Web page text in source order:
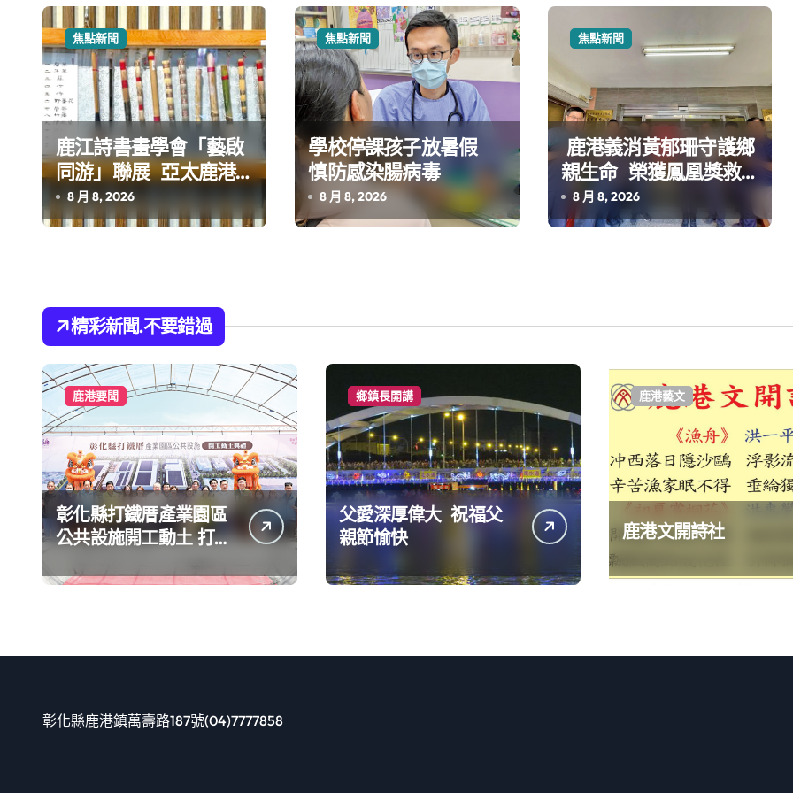
覽
焦點新聞
鹿江詩書畫學會「藝啟
同游」聯展 亞太鹿港
渡假村登場
8 月 8, 2026
焦點新聞
學校停課孩子放暑假
慎防感染腸病毒
8 月 8, 2026
焦點新聞
鹿港義消黃郁珊守護鄉
親生命 榮獲鳳凰獎救
護志工楷模
8 月 8, 2026
精彩新聞.不要錯過
鹿港要聞
彰化縣打鐵厝產業園區
公共設施開工動土 打造
持續升級進步
鄉鎮長開講
父愛深厚偉大 祝福父
親節愉快
鹿港藝文
鹿港文開詩社
彰化縣鹿港鎮萬壽路187號(04)7777858